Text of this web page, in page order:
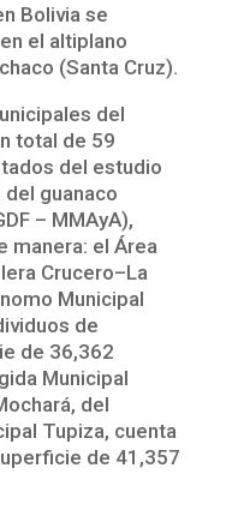
Bolivia se
el altiplano
(Santa Cruz).
del
total de 59
del estudio
guanaco
– MMAyA),
manera: el Área
Crucero–La
Municipal
de
de 36,362
Municipal
del
Tupiza, cuenta
de 41,357